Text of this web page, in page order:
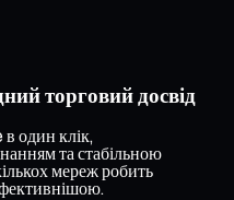
торговий досвід
один клік,
та стабільною
мереж робить